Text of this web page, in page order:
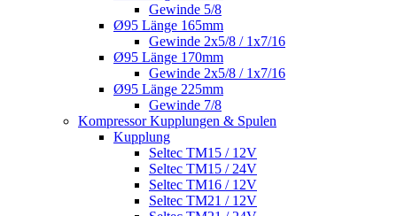
Gewinde 5/8
Ø95 Länge 165mm
Gewinde 2x5/8 / 1x7/16
Ø95 Länge 170mm
Gewinde 2x5/8 / 1x7/16
Ø95 Länge 225mm
Gewinde 7/8
Kompressor Kupplungen & Spulen
Kupplung
Seltec TM15 / 12V
Seltec TM15 / 24V
Seltec TM16 / 12V
Seltec TM21 / 12V